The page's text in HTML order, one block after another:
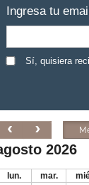
Ingresa tu
Sí, quisiera
2026
lun. mar.